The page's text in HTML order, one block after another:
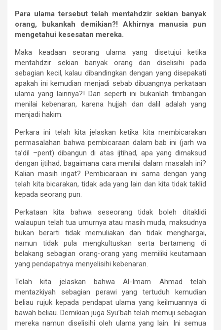
Para ulama tersebut telah mentahdzir sekian
banyak
orang,
bukankah demikian?! Akhirnya manusia
pun
mengetahui kesesatan mereka.
Maka keadaan seorang ulama yang disetujui ketika
mentahdzir sekian banyak orang dan diselisihi pada
sebagian kecil, kalau dibandingkan dengan yang disepakati
apakah ini kemudian menjadi sebab dibuangnya perkataan
ulama yang lainnya?! Dan seperti ini bukanlah timbangan
menilai kebenaran, karena hujjah dan dalil adalah yang
menjadi hakim.
Perkara ini telah kita jelaskan ketika kita membicarakan
permasalahan bahwa pembicaraan dalam bab ini (jarh wa
ta’dil –pent) dibangun di atas ijtihad, apa yang dimaksud
dengan ijtihad, bagaimana cara menilai dalam masalah ini?
Kalian masih ingat? Pembicaraan ini sama dengan yang
telah kita bicarakan, tidak ada yang lain dan kita tidak taklid
kepada seorang pun.
Perkataan kita bahwa seseorang tidak boleh ditaklidi
walaupun telah tua umurnya atau masih muda, maksudnya
bukan berarti tidak memuliakan dan tidak menghargai,
namun tidak pula mengkultuskan serta bertameng di
belakang sebagian orang-orang yang memiliki keutamaan
yang pendapatnya menyelisihi kebenaran.
Telah kita jelaskan bahwa Al-Imam Ahmad telah
mentazkiyah sebagian perawi yang tertuduh kemudian
beliau rujuk kepada pendapat ulama yang keilmuannya di
bawah beliau. Demikian juga Syu’bah telah memuji sebagian
mereka namun diselisihi oleh ulama yang lain. Ini semua